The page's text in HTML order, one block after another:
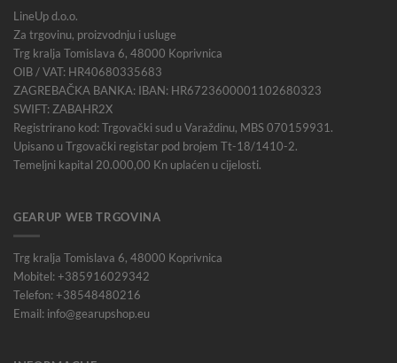
LineUp d.o.o.
Za trgovinu, proizvodnju i usluge
Trg kralja Tomislava 6, 48000 Koprivnica
OIB / VAT: HR40680335683
ZAGREBAČKA BANKA: IBAN: HR6723600001102680323
SWIFT: ZABAHR2X
Registrirano kod: Trgovački sud u Varaždinu, MBS 070159931.
Upisano u Trgovački registar pod brojem Tt-18/1410-2.
Temeljni kapital 20.000,00 Kn uplaćen u cijelosti.
GEARUP WEB TRGOVINA
Trg kralja Tomislava 6, 48000 Koprivnica
Mobitel: +385916029342
Telefon: +38548480216
Email: info@gearupshop.eu